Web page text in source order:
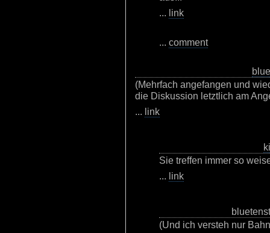
... link
... comment
(Mehrfach angefangen und
die Diskussion letztlich am
... link
Sie treffen immer so
... link
(Und ich versteh nur